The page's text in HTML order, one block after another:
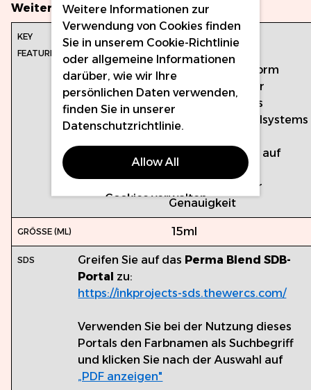
Weitere Informationen
Hauptmerkmale: Volumen: 15ml
Vollständig
EU-REACH-konform
Hergestellt unter
Verwendung des
Qualitätskontrollsystems
Chargengeprüft auf
Mikroprobleme
Farbkalibriert für
Genauigkeit
15ml
Greifen Sie auf das Perma Blend SDB-
Portal zu:
https://inkprojects-sds.thewercs.com/
Verwenden Sie bei der Nutzung dieses
Portals den Farbnamen als Suchbegriff
und klicken Sie nach der Auswahl auf
„PDF anzeigen"
Weitere Informationen zur
Verwendung von Cookies finden
Sie in unserem Cookie-Richtlinie
oder allgemeine Informationen
darüber, wie wir Ihre
persönlichen Daten verwenden,
finden Sie in unserer
Datenschutzrichtlinie.
Allow All
Cookies verwalten